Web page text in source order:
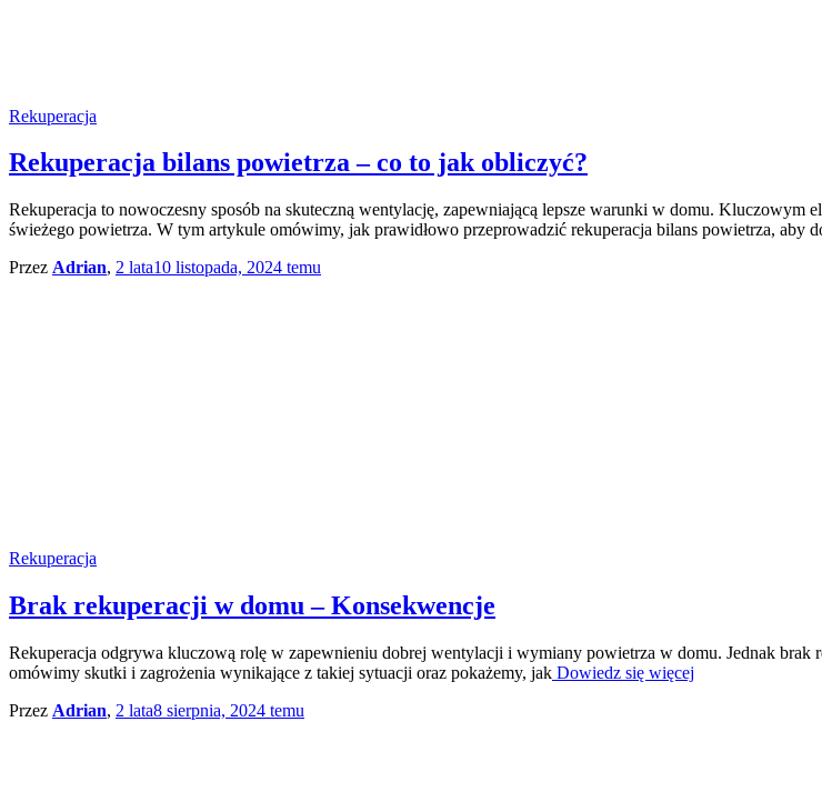
Rekuperacja
Rekuperacja bilans powietrza – co to jak obliczyć?
Rekuperacja to nowoczesny sposób na skuteczną wentylację, zapewniającą lepsze warunki w domu. Kluczowym
świeżego powietrza. W tym artykule omówimy, jak prawidłowo przeprowadzić rekuperacja bilans powietrza, aby
Przez Adrian, 2 lata10 listopada, 2024 temu
Rekuperacja
Brak rekuperacji w domu – Konsekwencje
Rekuperacja odgrywa kluczową rolę w zapewnieniu dobrej wentylacji i wymiany powietrza w domu. Jednak
omówimy skutki i zagrożenia wynikające z takiej sytuacji oraz pokażemy, jak Dowiedz się więcej
Przez Adrian, 2 lata8 sierpnia, 2024 temu